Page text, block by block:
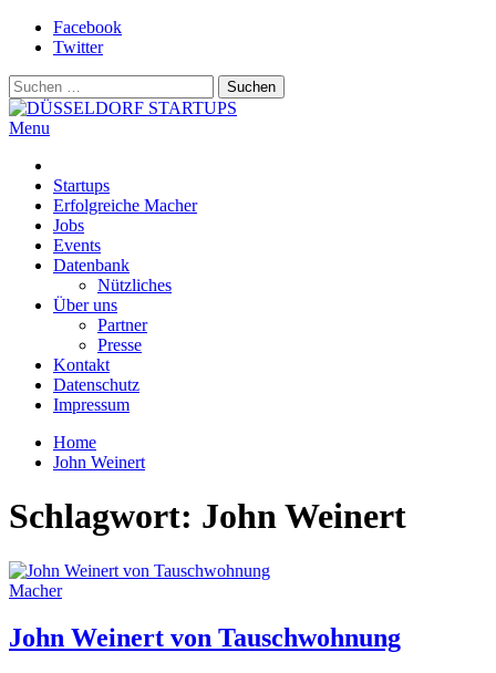
Skip
Facebook
Twitter
Suchen
nach:
ganzen Rheinland
Menu
Startups
Erfolgreiche Macher
Jobs
Events
Datenbank
Nützliches
Über uns
Partner
Presse
Kontakt
Datenschutz
Impressum
Home
John Weinert
Schlagwort: John Weinert
Macher
John Weinert von Tauschwohnung